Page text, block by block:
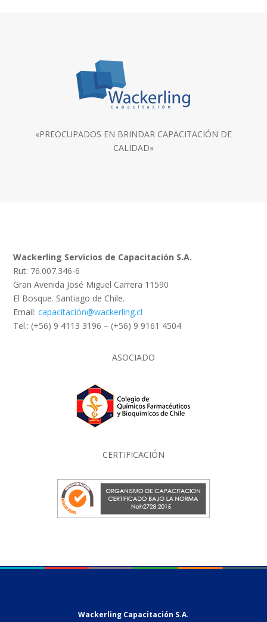
«PREOCUPADOS EN BRINDAR CAPACITACIÓN DE
CALIDAD»
Wackerling Servicios de Capacitación S.A.
Rut: 76.007.346-6
Gran Avenida José Miguel Carrera 11590
El Bosque. Santiago de Chile.
Email:capacitación@wackerling.cl
Tel.: (+56) 9 4113 3196 – (+56) 9 9161 4504
ASOCIADO
CERTIFICACIÓN
Wackerling Capacitación S.A.